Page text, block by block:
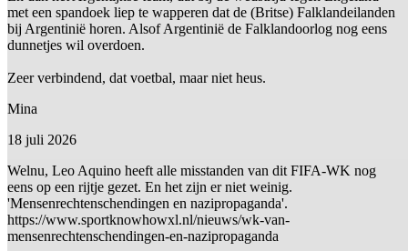
met een spandoek liep te wapperen dat de (Britse) Falklandeilanden
bij Argentinië horen. Alsof Argentinië de Falklandoorlog nog eens
dunnetjes wil overdoen.
Zeer verbindend, dat voetbal, maar niet heus.
Mina
18 juli 2026
Welnu, Leo Aquino heeft alle misstanden van dit FIFA-WK nog
eens op een rijtje gezet. En het zijn er niet weinig.
'Mensenrechtenschendingen en nazipropaganda'.
https://www.sportknowhowxl.nl/nieuws/wk-van-
mensenrechtenschendingen-en-nazipropaganda